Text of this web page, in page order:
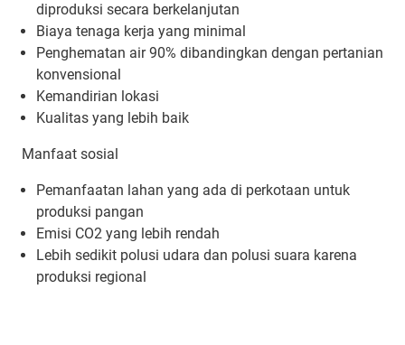
diproduksi secara berkelanjutan
Biaya tenaga kerja yang minimal
Penghematan air 90% dibandingkan dengan pertanian
konvensional
Kemandirian lokasi
Kualitas yang lebih baik
Manfaat sosial
Pemanfaatan lahan yang ada di perkotaan untuk
produksi pangan
Emisi CO2 yang lebih rendah
Lebih sedikit polusi udara dan polusi suara karena
produksi regional